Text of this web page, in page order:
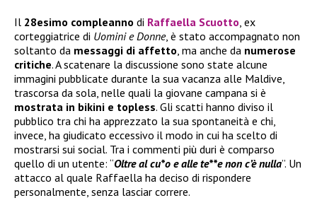
Il 28esimo compleanno di Raffaella Scuotto , ex
corteggiatrice di Uomini e Donne, è stato accompagnato non
soltanto da messaggi di affetto , ma anche da numerose
critiche. A scatenare la discussione sono state alcune
immagini pubblicate durante la sua vacanza alle Maldive,
trascorsa da sola, nelle quali la giovane campana si è
mostrata in bikini e topless. Gli scatti hanno diviso il
pubblico tra chi ha apprezzato la sua spontaneità e chi,
invece, ha giudicato eccessivo il modo in cui ha scelto di
mostrarsi sui social. Tra i commenti più duri è comparso
quello di un utente: “Oltre al cu*o e alle te**e non c’è nulla”. Un
attacco al quale Raffaella ha deciso di rispondere
personalmente, senza lasciar correre.